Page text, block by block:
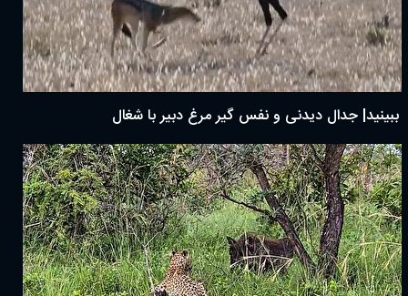
ببینید| جدال دیدنی و نفس گیر مرغ دبیر با شغال